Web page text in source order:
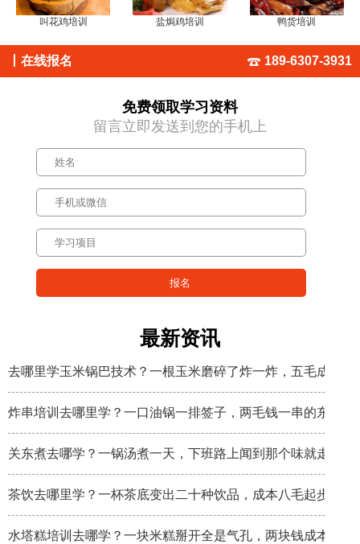
叫花鸡培训 盐焗鸡培训 鸭货培训
在线报名 189-6307-3931
免费领取学习资料
留言立即发送到您的手机上
最新资讯
去哪里学玉米锅巴技术？一根玉米磨碎了炸一炸，五毛成本卖
炸串培训去哪里学？一口油锅一排签子，两毛钱一串的东西炸
关东煮去哪学？一锅汤煮一天，下班路上闻到那个味就走不动
茶饮去哪里学？一杯茶底变出二十种饮品，成本八毛起步
水塔糕培训去哪学？一块米糕掰开全是气孔，两块钱成本卖八